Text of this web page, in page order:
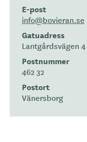
E-post
info@bovieran.se
Gatuadress
Lantgårdsvägen 4
Postnummer
462 32
Postort
Vänersborg